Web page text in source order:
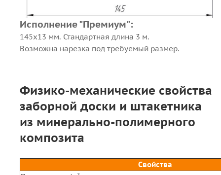
Исполнение "Премиум":
145x13 мм. Стандартная длина 3 м.
Возможна нарезка под требуемый размер.
Физико-механические свойства
заборной доски и штакетника
из минерально-полимерного
композита
Свойства